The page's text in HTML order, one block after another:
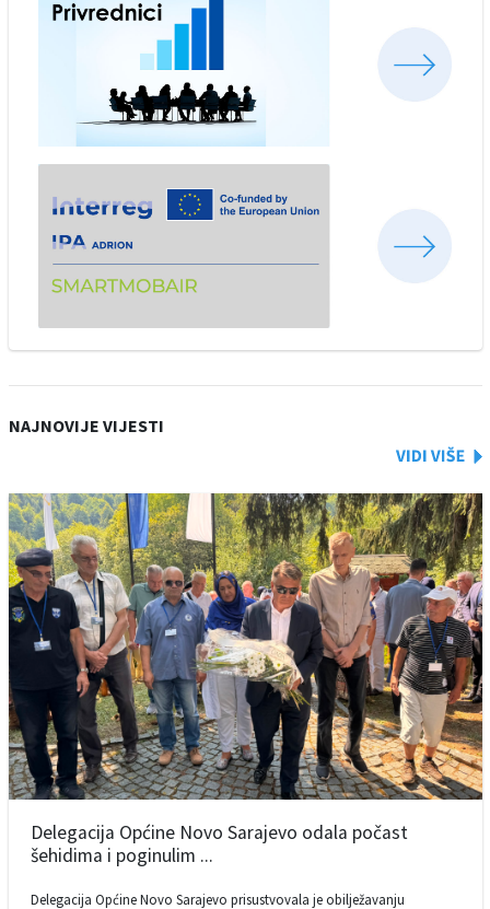
NAJNOVIJE VIJESTI
Delegacija Općine Novo Sarajevo odala počast
šehidima i poginulim ...
Delegacija Općine Novo Sarajevo prisustvovala je obilježavanju